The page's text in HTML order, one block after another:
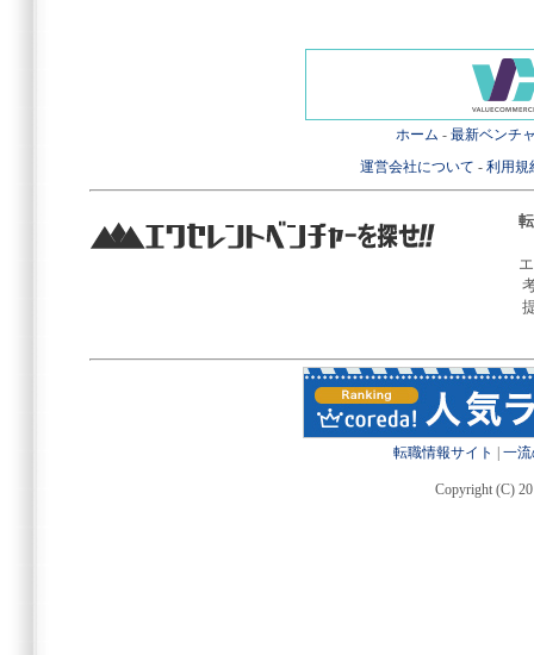
ホーム - 最新ベンチ
運営会社について - 利用規
転職情報サイト 一
Copyright (C)